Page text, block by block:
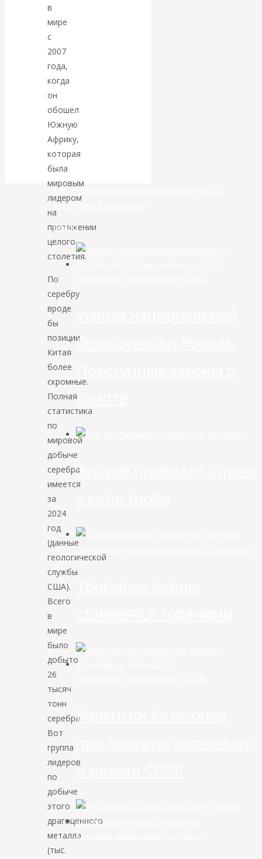
Катасонов
считает, что
кризис в
банковской
сфере России
уже начался
в
мире
с
2007
года,
когда
он
обошел
Южную
Африку,
которая
была
мировым
лидером
на
протяжении
целого
столетия.
По
серебру
вроде
бы
позиции
Китая
более
скромные.
Полная
статистика
по
мировой
добыче
серебра
имеется
за
2024
год
(данные
геологической
службы
США).
Всего
в
мире
было
добыто
26
тысяч
тонн
серебра.
Вот
группа
лидеров
по
добыче
этого
драгоценного
металла
(тыс.
Место продажи книг председателя РЭОШ
Валентина Катасонова
Видео
безопасности России.
крипте
Это всё приведёт страну
Международные экономические отношения
Валентин Катасонов
и развал СССР
Мировая финансовая олигархия